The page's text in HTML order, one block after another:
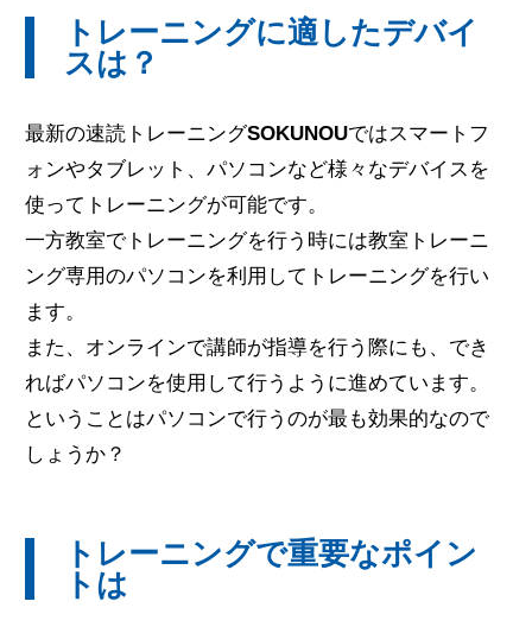
トレーニングに適したデバイ
スは？
最新の速読トレーニングSOKUNOUではスマートフ
ォンやタブレット、パソコンなど様々なデバイスを
使ってトレーニングが可能です。
一方教室でトレーニングを行う時には教室トレーニ
ング専用のパソコンを利用してトレーニングを行い
ます。
また、オンラインで講師が指導を行う際にも、でき
ればパソコンを使用して行うように進めています。
ということはパソコンで行うのが最も効果的なので
しょうか？
トレーニングで重要なポイン
トは